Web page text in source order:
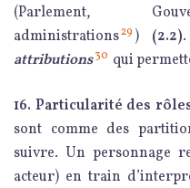
(Parlement,
administrations29 ) (2.2)
attributions30 qui
16. Particularité des
sont comme des
suivre. Un personnage
acteur) en train